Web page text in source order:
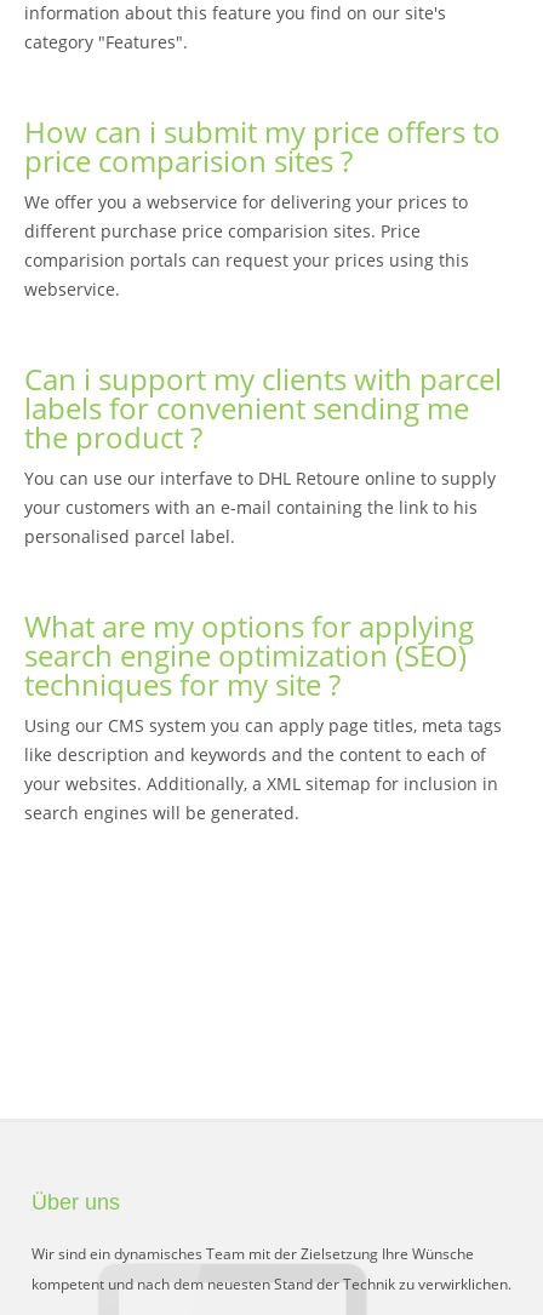
information about this feature you find on our site's
category "Features".
How can i submit my price offers to
price comparision sites ?
We offer you a webservice for delivering your prices to
different purchase price comparision sites. Price
comparision portals can request your prices using this
webservice.
Can i support my clients with parcel
labels for convenient sending me
the product ?
You can use our interfave to DHL Retoure online to supply
your customers with an e-mail containing the link to his
personalised parcel label.
What are my options for applying
search engine optimization (SEO)
techniques for my site ?
Using our CMS system you can apply page titles, meta tags
like description and keywords and the content to each of
your websites. Additionally, a XML sitemap for inclusion in
search engines will be generated.
Über uns
Wir sind ein dynamisches Team mit der Zielsetzung Ihre Wünsche
kompetent und nach dem neuesten Stand der Technik zu verwirklichen.